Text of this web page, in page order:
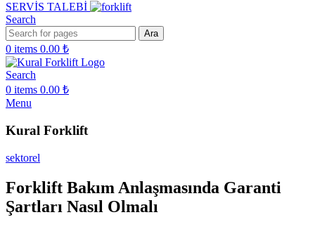
SERVİS TALEBİ
Search
Ara
0 items 0.00 ₺
Search
0 items 0.00 ₺
Menu
Kural Forklift
sektorel
Forklift Bakım Anlaşmasında Garanti
Şartları Nasıl Olmalı